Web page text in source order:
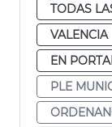
TODAS
VALENCIA
EN
PLE